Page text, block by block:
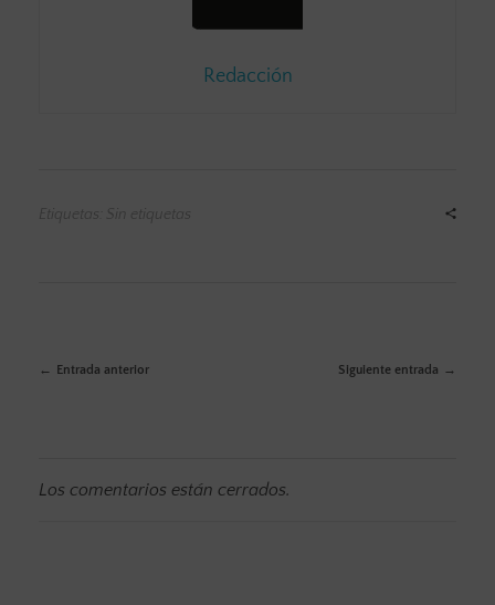
Redacción
Etiquetas: Sin etiquetas
Entrada anterior Siguiente entrada
Los comentarios están cerrados.